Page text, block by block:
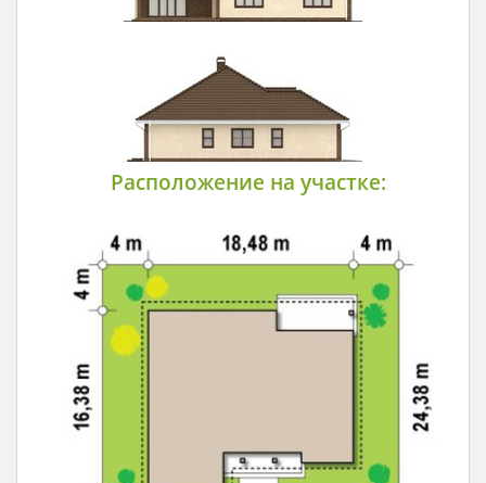
Расположение на участке: